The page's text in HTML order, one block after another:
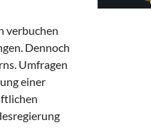
verbuchen
Dennoch
Umfragen
einer